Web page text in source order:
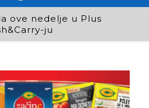
ove nedelje u Plus
ju